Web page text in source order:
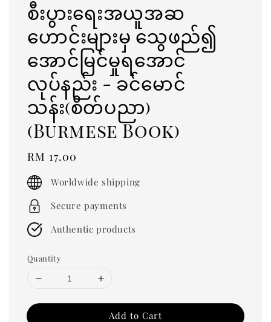
စီးပွားရေးအယူအဆ
ဟောင်းများမှ သွေဖည်၍
အောင်မြင်မှုရအောင်
လုပ်နည်း - ခင်မောင်
သန်း(စိတ်ပညာ)
(Burmese Book)
Regular
price
RM 17.00
Worldwide shipping
Secure payments
Authentic products
Quantity
Add to Cart